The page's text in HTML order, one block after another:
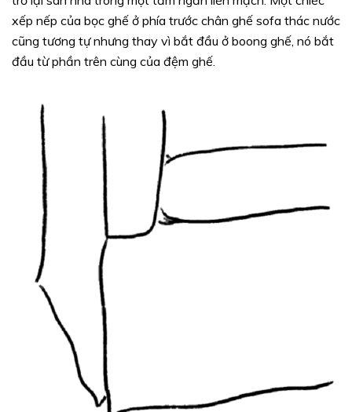
xếp nếp của bọc ghế ở phía trước chân ghế sofa thác nước
cũng tương tự nhưng thay vì bắt đầu ở boong ghế, nó bắt
đầu từ phần trên cùng của đệm ghế.